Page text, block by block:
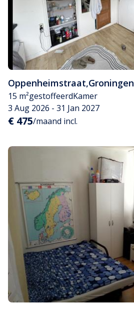
Oppenheimstraat,Groningen
15 m²gestoffeerdKamer
3 Aug 2026 - 31 Jan 2027
€ 475/maand incl.